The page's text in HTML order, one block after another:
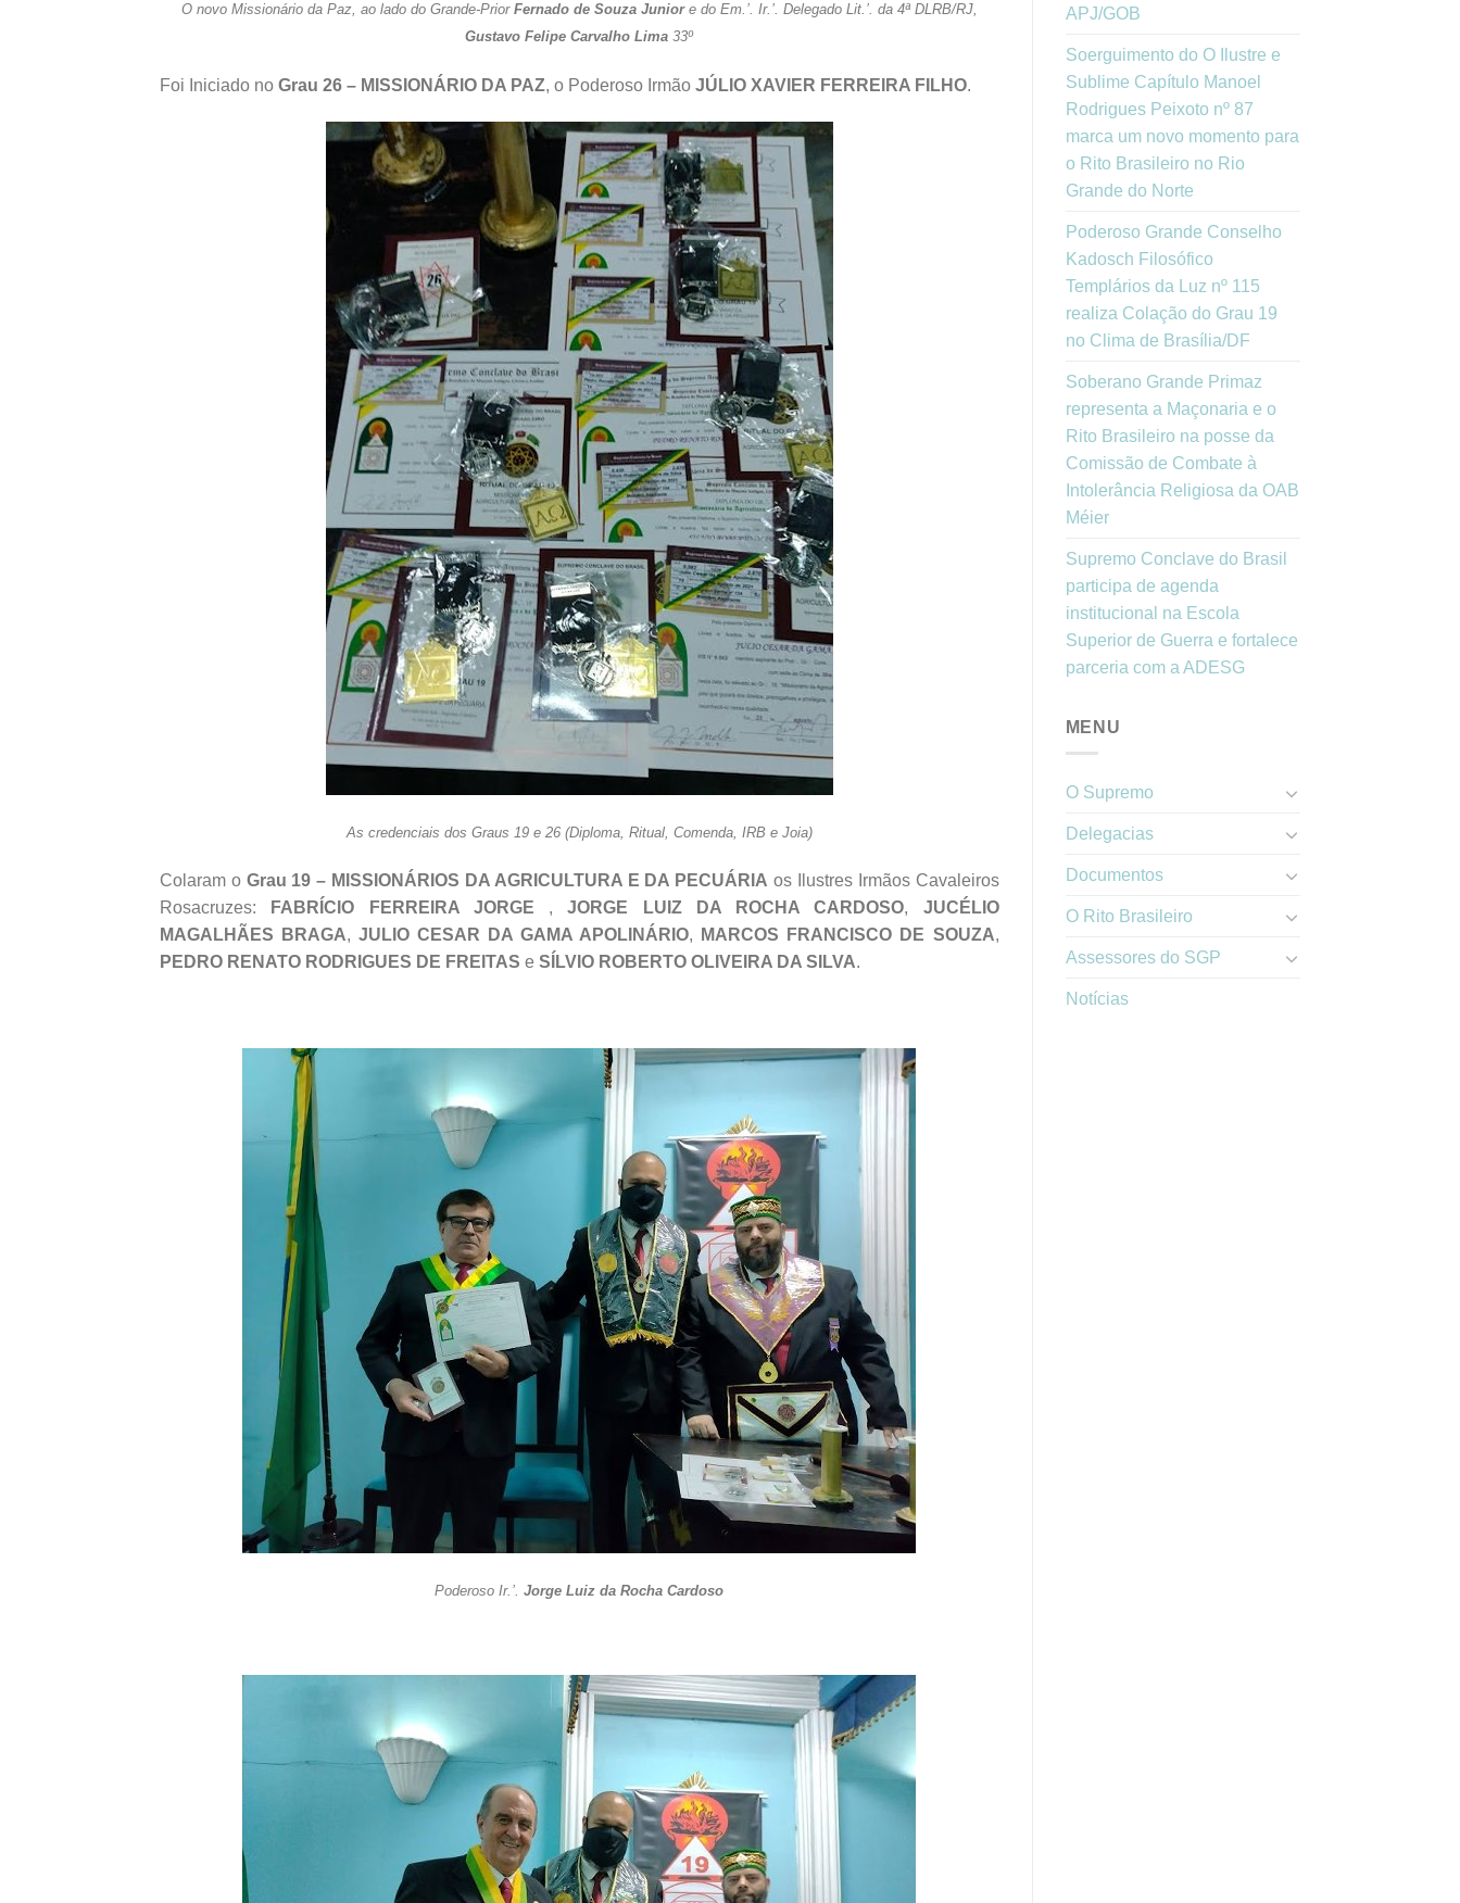
O novo Missionário da Paz, ao lado do Grande-Prior Fernado de Souza Juniore do Em.’. Ir.’. Delegado Lit.’. da 4ª DLRB/RJ,
Gustavo Felipe Carvalho Lima33º
Foi Iniciado no Grau 26 – MISSIONÁRIO DA PAZ, o Poderoso Irmão JÚLIO XAVIER FERREIRA FILHO.
As credenciais dos Graus 19 e 26 (Diploma, Ritual, Comenda, IRB e Joia)
Colaram o Grau 19 – MISSIONÁRIOS DA AGRICULTURA E DA PECUÁRIA os Ilustres Irmãos Cavaleiros
Rosacruzes:
FABRÍCIO FERREIRA JORGE ,JORGE LUIZ DA ROCHA CARDOSO, JUCÉLIO
MAGALHÃES BRAGA,JULIO CESAR DA GAMA APOLINÁRIO, MARCOS FRANCISCO DE SOUZA,
PEDRO RENATO RODRIGUES DE FREITAS e SÍLVIO ROBERTO OLIVEIRA DA SILVA.
Poderoso Ir.’.Jorge Luiz da Rocha Cardoso
APJ/GOB
Soerguimento do O Ilustre e
Sublime Capítulo Manoel
Rodrigues Peixoto nº 87
marca um novo momento para
o Rito Brasileiro no Rio
Grande do Norte
Poderoso Grande Conselho
Kadosch Filosófico
Templários da Luz nº 115
realiza Colação do Grau 19
no Clima de Brasília/DF
Soberano Grande Primaz
representa a Maçonaria e o
Rito Brasileiro na posse da
Comissão de Combate à
Intolerância Religiosa da OAB
Méier
Supremo Conclave do Brasil
participa de agenda
institucional na Escola
Superior de Guerra e fortalece
parceria com a ADESG
MENU
O Supremo
Delegacias
Documentos
O Rito Brasileiro
Assessores do SGP
Notícias